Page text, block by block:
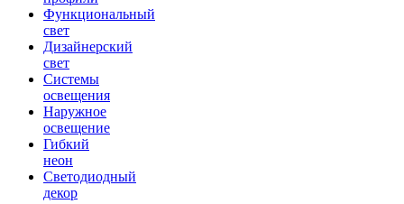
Функциональный
свет
Дизайнерский
свет
Системы
освещения
Наружное
освещение
Гибкий
неон
Светодиодный
декор